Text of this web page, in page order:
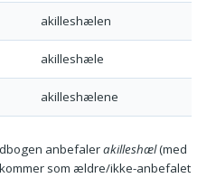
akilleshælen
akilleshæle
akilleshælene
anbefalerakilleshæl(med
som ældre/ikke-anbefalet